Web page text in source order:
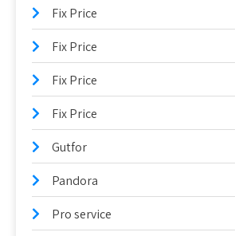
Fix Price
Fix Price
Fix Price
Fix Price
Gutfor
Pandora
Pro service